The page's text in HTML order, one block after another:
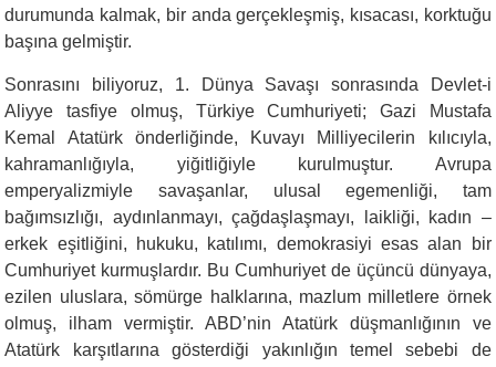
durumunda kalmak, bir anda gerçekleşmiş, kısacası, korktuğu
başına gelmiştir.
Sonrasını biliyoruz, 1. Dünya Savaşı sonrasında Devlet-i
Aliyye tasfiye olmuş, Türkiye Cumhuriyeti; Gazi Mustafa
Kemal Atatürk önderliğinde, Kuvayı Milliyecilerin kılıcıyla,
kahramanlığıyla, yiğitliğiyle kurulmuştur. Avrupa
emperyalizmiyle savaşanlar, ulusal egemenliği, tam
bağımsızlığı, aydınlanmayı, çağdaşlaşmayı, laikliği, kadın –
erkek eşitliğini, hukuku, katılımı, demokrasiyi esas alan bir
Cumhuriyet kurmuşlardır. Bu Cumhuriyet de üçüncü dünyaya,
ezilen uluslara, sömürge halklarına, mazlum milletlere örnek
olmuş, ilham vermiştir. ABD’nin Atatürk düşmanlığının ve
Atatürk karşıtlarına gösterdiği yakınlığın temel sebebi de